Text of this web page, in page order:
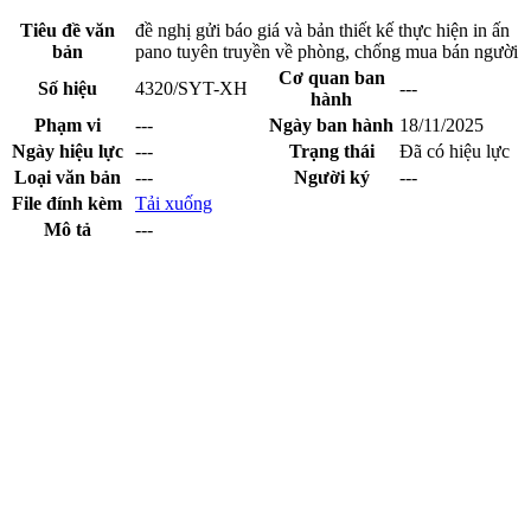
Tiêu đề văn
bản
đề nghị gửi báo giá và bản thiết kế thực hiện in ấn
pano tuyên truyền về phòng, chống mua bán người
Số hiệu
4320/SYT-XH
Cơ quan ban
hành
---
Phạm vi
--- Ngày ban hành 18/11/2025
Ngày hiệu lực
--- Trạng thái
Đã có hiệu lực
Loại văn bản
--- Người ký
---
File đính kèm
Tải xuống
Mô tả
---